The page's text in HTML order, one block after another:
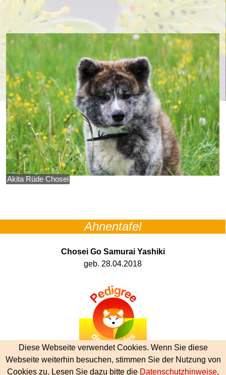
Akita Rüde Chosei
Ahnentafel
Chosei Go Samurai Yashiki
geb. 28.04.2018
Diese Webseite verwendet Cookies. Wenn Sie diese
Webseite weiterhin besuchen, stimmen Sie der Nutzung von
Cookies zu. Lesen Sie dazu bitte die Datenschutzhinweise.